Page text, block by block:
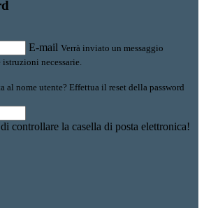
E-mail Verrà inviato un messaggio
necessarie.
al nome utente? Effettua il reset della password
controllare la casella di posta elettronica!